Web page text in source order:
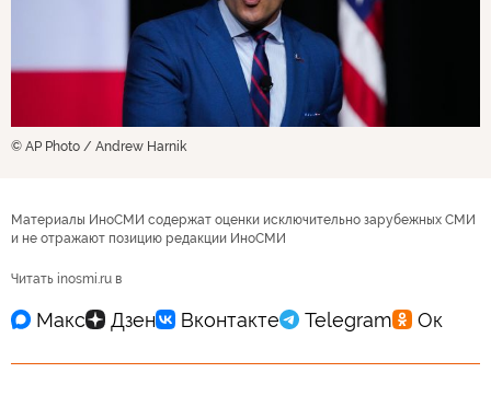
© AP Photo / Andrew Harnik
Материалы ИноСМИ содержат оценки исключительно зарубежных СМИ
и не отражают позицию редакции ИноСМИ
Читать inosmi.ru в